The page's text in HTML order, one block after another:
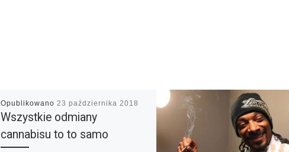
Opublikowano 23 października 2018
Wszystkie odmiany
cannabisu to to samo